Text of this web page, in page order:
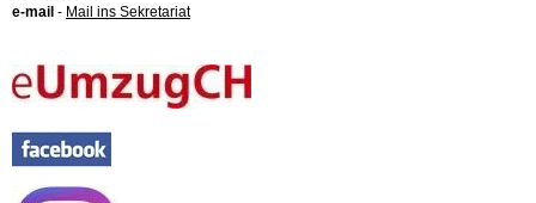
e-mail - Mail ins Sekretariat